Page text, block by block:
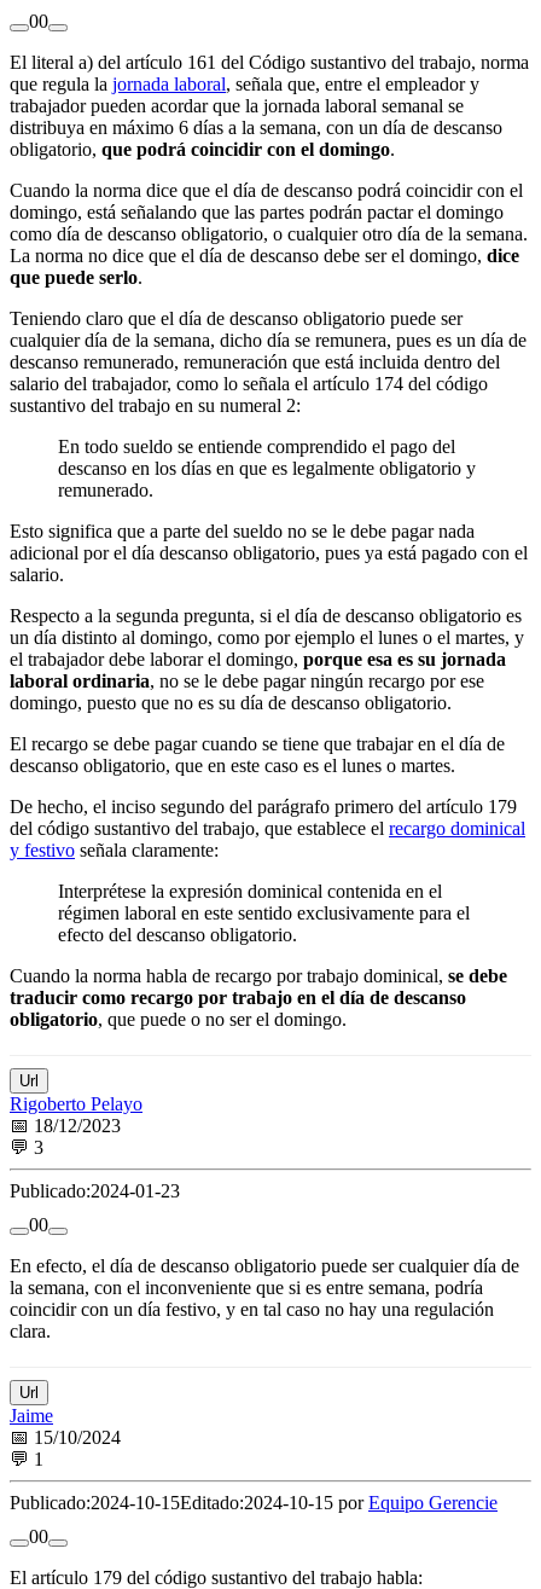
00
El literal a) del artículo 161 del Código sustantivo del trabajo, norma
que regula la jornada laboral, señala que, entre el empleador y
trabajador pueden acordar que la jornada laboral semanal se
distribuya en máximo 6 días a la semana, con un día de descanso
obligatorio, que podrá coincidir con el domingo.
Cuando la norma dice que el día de descanso podrá coincidir con el
domingo, está señalando que las partes podrán pactar el domingo
como día de descanso obligatorio, o cualquier otro día de la semana.
La norma no dice que el día de descanso debe ser el domingo, dice
que puede serlo.
Teniendo claro que el día de descanso obligatorio puede ser
cualquier día de la semana, dicho día se remunera, pues es un día de
descanso remunerado, remuneración que está incluida dentro del
salario del trabajador, como lo señala el artículo 174 del código
sustantivo del trabajo en su numeral 2:
En todo sueldo se entiende comprendido el pago del
descanso en los días en que es legalmente obligatorio y
remunerado.
Esto significa que a parte del sueldo no se le debe pagar nada
adicional por el día descanso obligatorio, pues ya está pagado con el
salario.
Respecto a la segunda pregunta, si el día de descanso obligatorio es
un día distinto al domingo, como por ejemplo el lunes o el martes, y
el trabajador debe laborar el domingo, porque esa es su jornada
laboral ordinaria, no se le debe pagar ningún recargo por ese
domingo, puesto que no es su día de descanso obligatorio.
El recargo se debe pagar cuando se tiene que trabajar en el día de
descanso obligatorio, que en este caso es el lunes o martes.
De hecho, el inciso segundo del parágrafo primero del artículo 179
del código sustantivo del trabajo, que establece el recargo dominical
y festivo señala claramente:
Interprétese la expresión dominical contenida en el
régimen laboral en este sentido exclusivamente para el
efecto del descanso obligatorio.
Cuando la norma habla de recargo por trabajo dominical, se debe
traducir como recargo por trabajo en el día de descanso
obligatorio, que puede o no ser el domingo.
Url
Rigoberto Pelayo
📅 18/12/2023
💬 3
Publicado:2024-01-23
00
En efecto, el día de descanso obligatorio puede ser cualquier día de
la semana, con el inconveniente que si es entre semana, podría
coincidir con un día festivo, y en tal caso no hay una regulación
clara.
Url
Jaime
📅 15/10/2024
💬 1
Publicado:2024-10-15Editado:2024-10-15 porEquipo Gerencie
00
El artículo 179 del código sustantivo del trabajo habla: